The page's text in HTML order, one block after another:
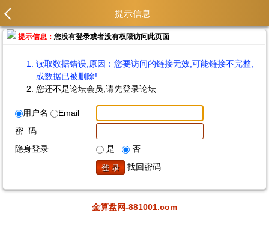
提示信息
提示信息：您没有登录或者没有权限访问此页面
读取数据错误,原因：您要访问的链接无效,可能链接不完整,
或数据已被删除!
您还不是论坛会员,请先登录论坛
用户名
Email
密 码
隐身登录
是
否
找回密码
金算盘网-881001.com